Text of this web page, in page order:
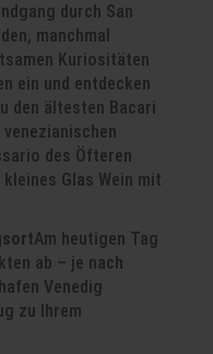
durch San
manchmal
Kuriositäten
ein und entdecken
den ältesten Bacari
des Öfteren
Glas Wein mit
Am heutigen Tag
ab – je nach
Venedig
zu Ihrem